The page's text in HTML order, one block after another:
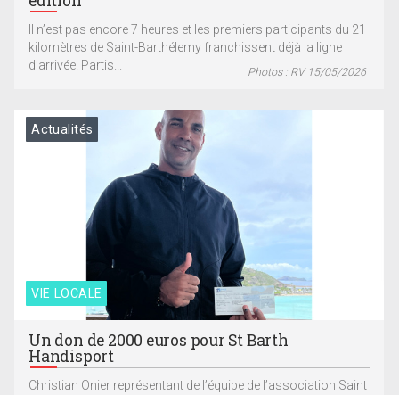
Il n’est pas encore 7 heures et les premiers participants du 21
kilomètres de Saint-Barthélemy franchissent déjà la ligne
d’arrivée. Partis...
Photos : RV 15/05/2026
VIE LOCALE
Actualités
Un don de 2000 euros pour St Barth
Handisport
Christian Onier représentant de l’équipe de l’association Saint